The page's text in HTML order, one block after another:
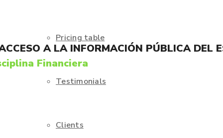
Pricing table
Testimonials
Clients
A LA INFORMACIÓN PÚBLICA DEL
Financiera